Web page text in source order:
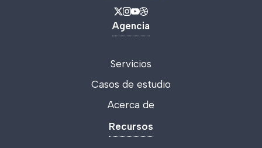
Agencia
Servicios
Casos de estudio
Acerca de
Recursos